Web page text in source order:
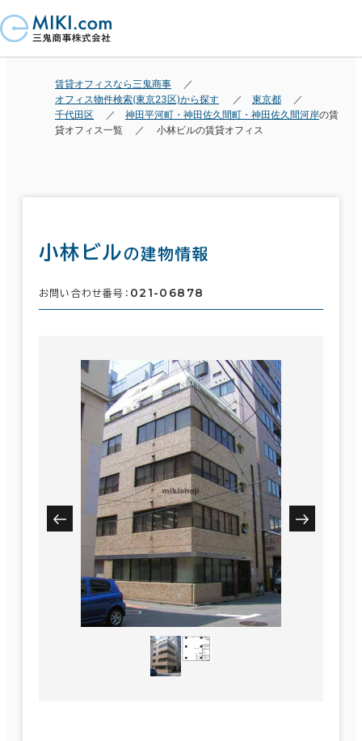
賃貸オフィスなら三鬼商事
オフィス物件検索(東京23区)から探す
東京都
千代田区
神田平河町・神田佐久間町・神田佐久間河岸の賃
貸オフィス一覧
小林ビルの賃貸オフィス
小林ビルの建物情報
お問い合わせ番号： 021-06878